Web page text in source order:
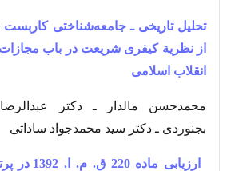
تحلیل تاریخی ـ جامعه‌‌شناختی
از نظریة کیفری شریعت در باب
انقلاب‌‌ اسلامی
محمدحسن مالدار ـ دکتر
بجنوردی ـ دکتر سید محمدجواد ساداتی
ارزیابی